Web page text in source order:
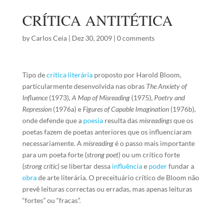
CRÍTICA ANTITÉTICA
byCarlos Ceia| Dez 30, 2009| 0 comments
Tipo decrítica literáriaproposto por Harold Bloom,
particularmente desenvolvida nas obras The Anxiety of
Influence(1973), A Map of Misreading(1975), Poetry and
Repression(1976a) e Figures of Capable Imagination(1976b),
onde defende que a poesiaresulta dasmisreadingsque os
poetas fazem de poetas anteriores que os influenciaram
necessariamente. A misreadingé o passo mais importante
para um poeta forte (strong poet) ou um crítico forte
(strong critic) se libertar dessa influênciae poderfundar a
obrade arte literária. O preceituário crítico de Bloom não
prevê leituras correctas ou erradas, mas apenas leituras
“fortes” ou “fracas”.